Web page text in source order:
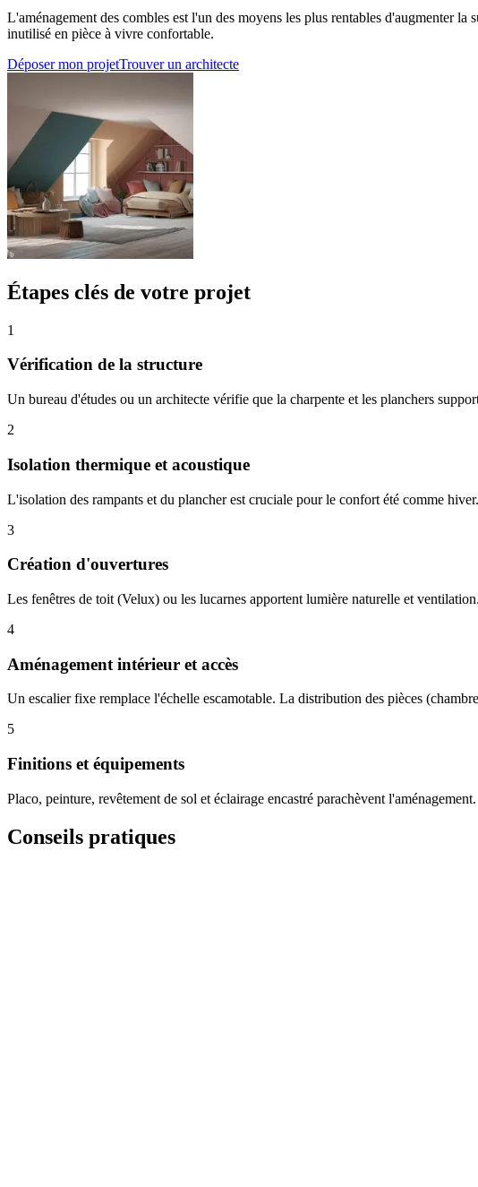
L'aménagement des combles est l'un des moyens les plus rentables d'augmenter
inutilisé en pièce à vivre confortable.
Déposer mon projetTrouver un architecte
Étapes clés de votre projet
1
Vérification de la structure
Un bureau d'études ou un architecte vérifie que la charpente et les planchers
2
Isolation thermique et acoustique
L'isolation des rampants et du plancher est cruciale pour le confort été comme
3
Création d'ouvertures
Les fenêtres de toit (Velux) ou les lucarnes apportent lumière naturelle et
4
Aménagement intérieur et accès
Un escalier fixe remplace l'échelle escamotable. La distribution des pièces
5
Finitions et équipements
Placo, peinture, revêtement de sol et éclairage encastré parachèvent
Conseils pratiques